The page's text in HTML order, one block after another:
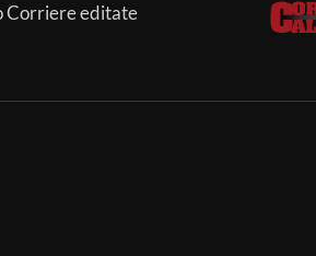
Corriere editate